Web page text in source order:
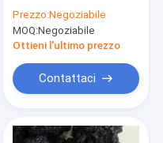
petrolio GPC della
grafite di
Recarburizer
Prezzo:Negoziabile
MOQ:Negoziabile
Ottieni l'ultimo prezzo
Contattaci